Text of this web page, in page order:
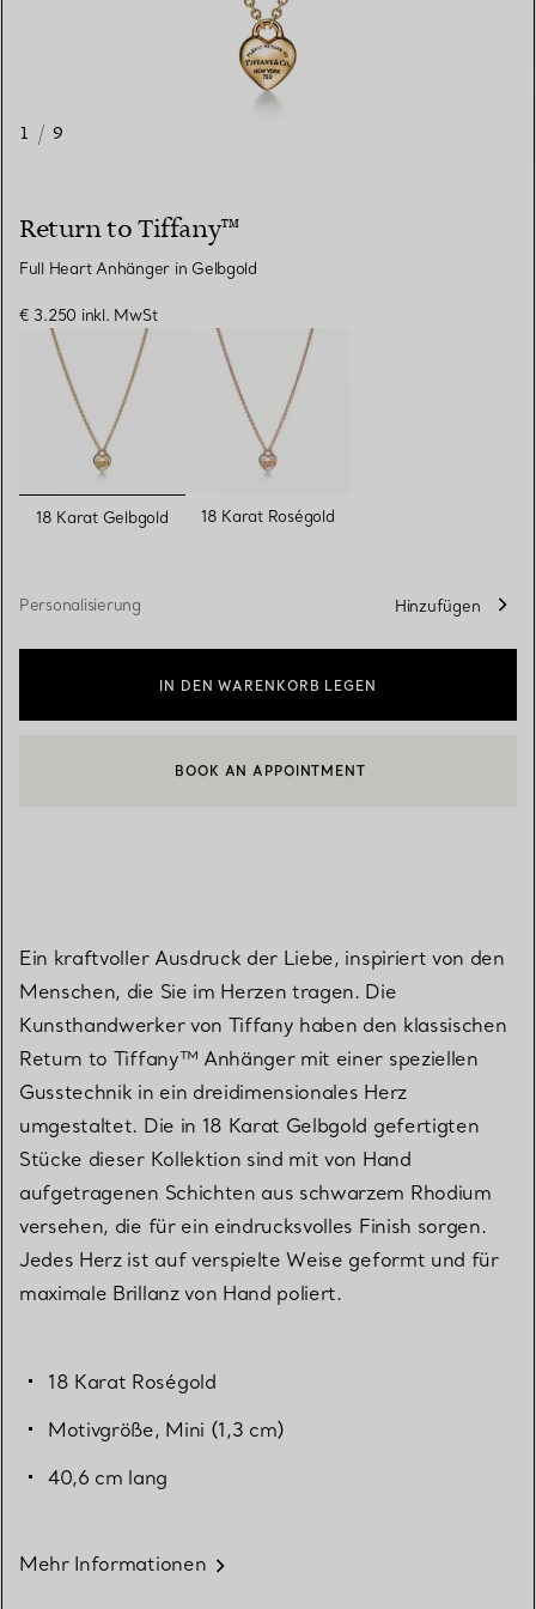
1 / 9
Return to Tiffany™
Full Heart Anhänger in Gelbgold
€ 3.250 inkl. MwSt
ausgewählt
18 Karat Gelbgold 18 Karat Roségold
Personalisierung Hinzufügen
IN DEN WARENKORB LEGEN
EINEN KUNDENBERATER KONTAKTIEREN ODER EINEN
BOOK AN APPOINTMENT
Ein kraftvoller Ausdruck der Liebe, inspiriert von den
Menschen, die Sie im Herzen tragen. Die
Kunsthandwerker von Tiffany haben den klassischen
Return to Tiffany™ Anhänger mit einer speziellen
Gusstechnik in ein dreidimensionales Herz
umgestaltet. Die in 18 Karat Gelbgold gefertigten
Stücke dieser Kollektion sind mit von Hand
aufgetragenen Schichten aus schwarzem Rhodium
versehen, die für ein eindrucksvolles Finish sorgen.
Jedes Herz ist auf verspielte Weise geformt und für
maximale Brillanz von Hand poliert.
18 Karat Roségold
Motivgröße, Mini (1,3 cm)
40,6 cm lang
Mehr Informationen